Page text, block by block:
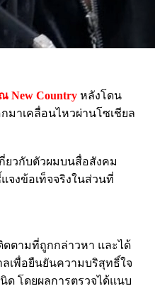
New Country หลังโดน
าเคลื่อนไหวผ่านโซเชียล
ยวกับตัวผมบนสื่อสังคม
งข้อเท็จจริงในส่วนที่
ดตามที่ถูกกล่าวหา และได้
เพื่อยืนยันความบริสุทธิ์ใจ
ด โดยผลการตรวจได้แนบ